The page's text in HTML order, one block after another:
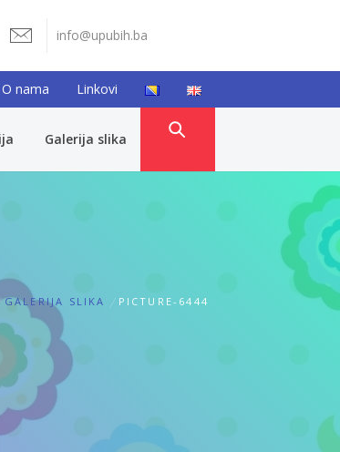
info@upubih.ba
O nama Linkovi
Galerija slika
GALERIJA SLIKA PICTURE-6444